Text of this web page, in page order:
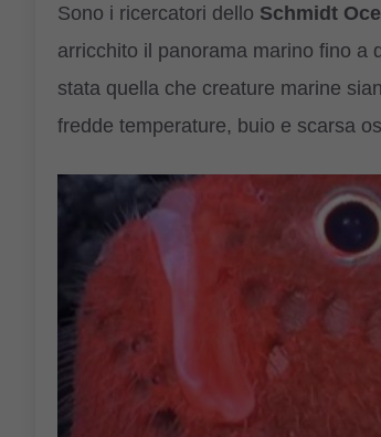
Sono i ricercatori dello Schmidt
arricchito il panorama marino fino a
stata quella che creature marine
fredde temperature, buio e scarsa